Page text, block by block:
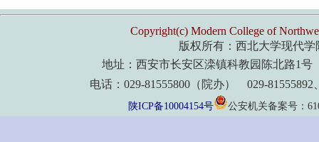
Copyright(c) Modern College of
版权所有：西北大学现代学
地址：西安市长安区滦镇科教园陈北路1
电话：029-81555800（院办） 029-81555892
陕ICP备10004154号 公安机关备案号：